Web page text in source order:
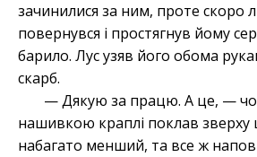
зачинилися за ним, проте скоро
повернувся і простягнув йому
барило. Лус узяв його обома
скарб.
— Дякую за працю. А це, —
нашивкою краплі поклав
набагато менший, та все ж